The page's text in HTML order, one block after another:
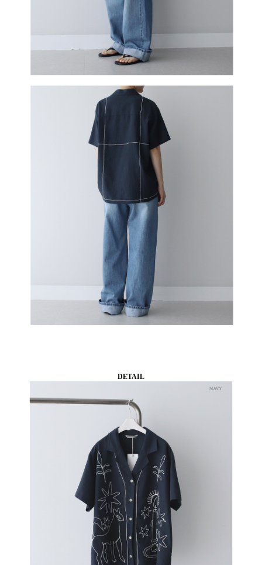
DETAIL